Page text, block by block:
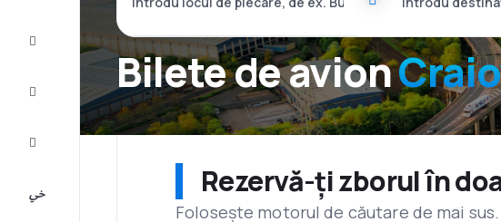
2026/27
Bilete de avion
Rezervă-ți zborul în
Folosește motorul de căutare de mai